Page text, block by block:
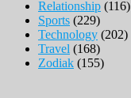
Relationship (116)
Sports (229)
Technology (202)
Travel (168)
Zodiak (155)